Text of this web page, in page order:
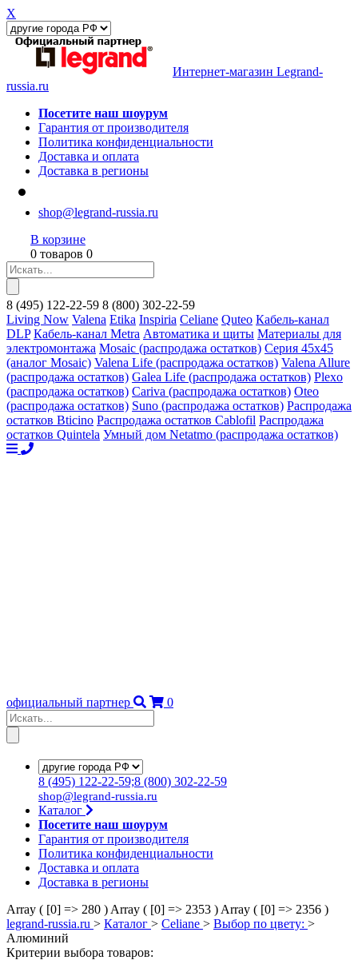
X
Интернет-магазин Legrand-
russia.ru
Посетите наш шоурум
Гарантия от производителя
Политика конфиденциальности
Доставка и оплата
Доставка в регионы
shop@legrand-russia.ru
В корзине
0 товаров 0
8 (495) 122-22-59 8 (800) 302-22-59
Living Now Valena Etika Inspiria Celiane Quteo Кабель-канал
DLP Кабель-канал Metra Автоматика и щиты Материалы для
электромонтажа Mosaic (распродажа остатков) Серия 45х45
(аналог Mosaic) Valena Life (распродажа остатков) Valena Allure
(распродажа остатков) Galea Life (распродажа остатков) Plexo
(распродажа остатков) Cariva (распродажа остатков) Oteo
(распродажа остатков) Suno (распродажа остатков) Распродажа
остатков Bticino Распродажа остатков Cablofil Распродажа
остатков Quintela Умный дом Netatmo (распродажа остатков)
официальный партнер 0
8 (495) 122-22-59;8 (800) 302-22-59
shop@legrand-russia.ru
Каталог
Посетите наш шоурум
Гарантия от производителя
Политика конфиденциальности
Доставка и оплата
Доставка в регионы
Array ( [0] => 280 ) Array ( [0] => 2353 ) Array ( [0] => 2356 )
legrand-russia.ru > Каталог > Celiane > Выбор по цвету: >
Алюминий
Критерии выбора товаров: